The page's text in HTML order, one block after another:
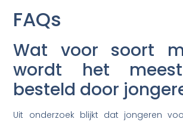
FAQs
Wat voor soort
wordt het
besteld door
Uit onderzoek blijkt dat jongeren